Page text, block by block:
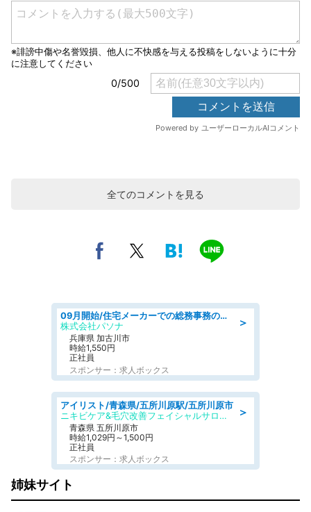
全てのコメントを見る
＞
09月開始/住宅メーカーでの総務事務のお仕事/駅近/車通勤可/一般事務/人事労務
株式会社パソナ
兵庫県 加古川市
時給1,550円
正社員
スポンサー：求人ボックス
＞
アイリスト/青森県/五所川原駅/五所川原市
ニキビケア&毛穴改善フェイシャルサロン BELDAD
青森県 五所川原市
時給1,029円～1,500円
正社員
スポンサー：求人ボックス
姉妹サイト